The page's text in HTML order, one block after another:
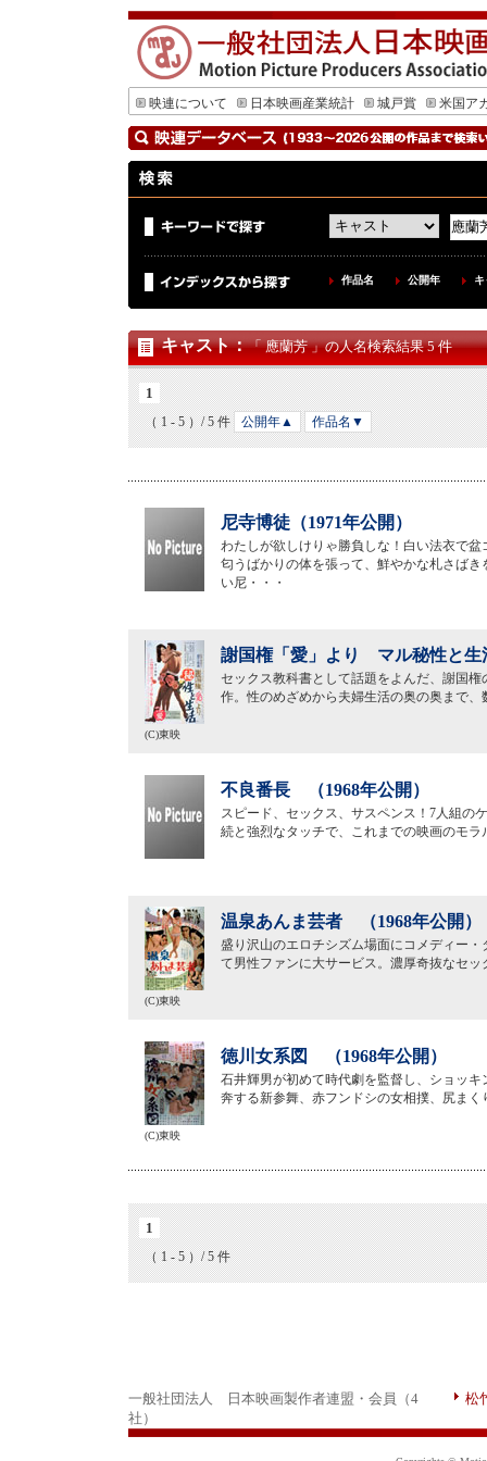
映連について 日本映画産業統計 城戸賞 米国ア
作品名 公開年
キャスト：「 應蘭芳 」の人名検索結果 5 件
1
（ 1 - 5 ）/ 5 件 公開年▲ 作品名▼
尼寺博徒（1971年公開）
わたしが欲しけりゃ勝負しな！白い法衣で
匂うばかりの体を張って、鮮やかな札さば
い尼・・・
謝国権「愛」より マル秘性と生
セックス教科書として話題をよんだ、謝国
作。性のめざめから夫婦生活の奥の奥まで
(C)東映
不良番長 （1968年公開）
スピード、セックス、サスペンス！7人組の
続と強烈なタッチで、これまでの映画のモ
温泉あんま芸者 （1968年公開）
盛り沢山のエロチシズム場面にコメディー
て男性ファンに大サービス。濃厚奇抜なセ
(C)東映
徳川女系図 （1968年公開）
石井輝男が初めて時代劇を監督し、ショッ
奔する新参舞、赤フンドシの女相撲、尻ま
(C)東映
1
（ 1 - 5 ）/ 5 件
一般社団法人 日本映画製作者連盟・会員（4
社）
松